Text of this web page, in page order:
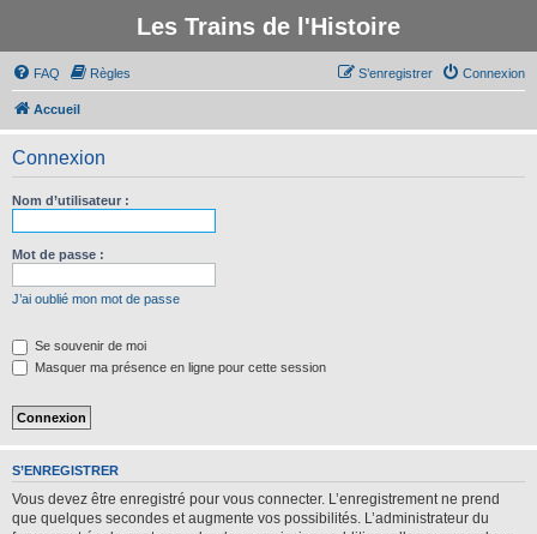
Les Trains de l'Histoire
FAQ Règles Connexion
S’enregistrer
Accueil
Connexion
Nom d’utilisateur :
Mot de passe :
J’ai oublié mon mot de passe
Se souvenir de moi
Masquer ma présence en ligne pour cette session
S’ENREGISTRER
Vous devez être enregistré pour vous connecter. L’enregistrement ne prend
que quelques secondes et augmente vos possibilités. L’administrateur du